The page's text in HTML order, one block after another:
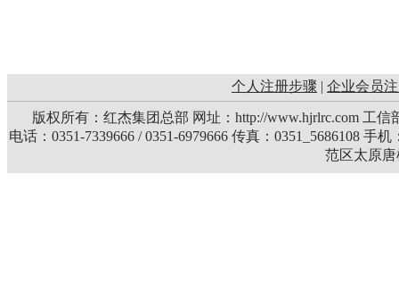
个人注册步骤 | 企业会员
版权所有：红杰集团总部 网址：http://www.hjrlrc.com 工信
电话：0351-7339666 / 0351-6979666 传真：0351_5686108 手
范区太原